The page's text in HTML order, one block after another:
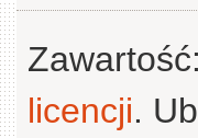
licencji.